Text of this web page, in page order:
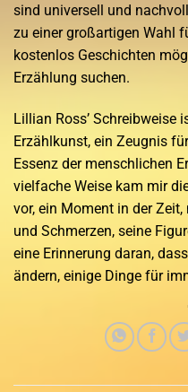
sind universell und
zu einer großartigen Wahl
kostenlos Geschichten
Erzählung suchen.
Lillian Ross’ Schreibweise
Erzählkunst, ein Zeugnis
Essenz der menschlichen
vielfache Weise kam mir
vor, ein Moment in der
und Schmerzen, seine
eine Erinnerung daran,
ändern, einige Dinge für